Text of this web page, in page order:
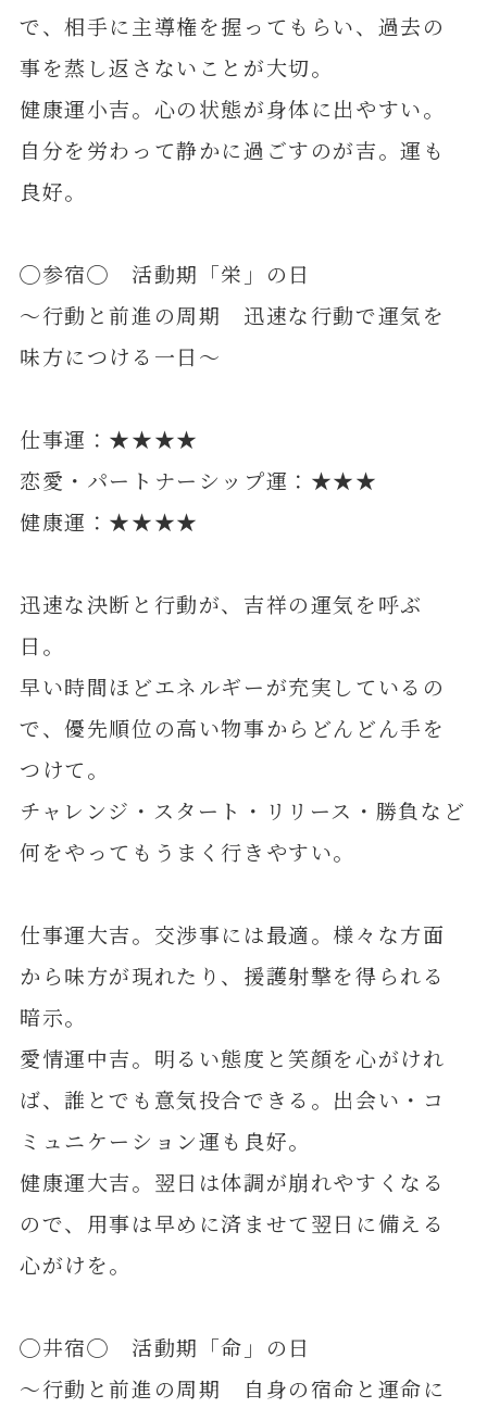
で、相手に主導権を握ってもらい、過去の
事を蒸し返さないことが大切。
健康運小吉。心の状態が身体に出やすい。
自分を労わって静かに過ごすのが吉。運も
良好。
◯参宿◯ 活動期「栄」の日
～行動と前進の周期 迅速な行動で運気を
味方につける一日～
仕事運：★★★★
恋愛・パートナーシップ運：★★★
健康運：★★★★
迅速な決断と行動が、吉祥の運気を呼ぶ
日。
早い時間ほどエネルギーが充実しているの
で、優先順位の高い物事からどんどん手を
つけて。
チャレンジ・スタート・リリース・勝負など
何をやってもうまく行きやすい。
仕事運大吉。交渉事には最適。様々な方面
から味方が現れたり、援護射撃を得られる
暗示。
愛情運中吉。明るい態度と笑顔を心がけれ
ば、誰とでも意気投合できる。出会い・コ
ミュニケーション運も良好。
健康運大吉。翌日は体調が崩れやすくなる
ので、用事は早めに済ませて翌日に備える
心がけを。
◯井宿◯ 活動期「命」の日
～行動と前進の周期 自身の宿命と運命に